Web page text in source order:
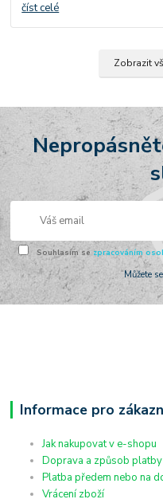
číst celé
Zobrazit
Souhlasím se zpracováním
Můžete
Informace pro
Jak nakupovat v e-shopu
Doprava a způsob platby
Platba předem nebo na
Vrácení zboží